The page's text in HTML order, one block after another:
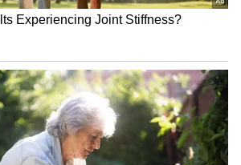
ಪ್ರತಾಪ್ ಸಿಂಹ: